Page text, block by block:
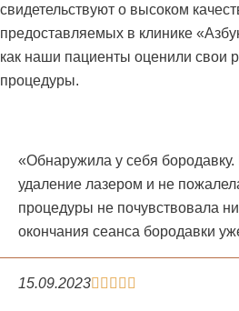
свидетельствуют о высоком
предоставляемых в клинике
как наши пациенты оценили свои
процедуры.
15.09.2023    
«Обнаружила у себя
удаление лазером и не
процедуры не почувствовала
окончания сеанса бородавки